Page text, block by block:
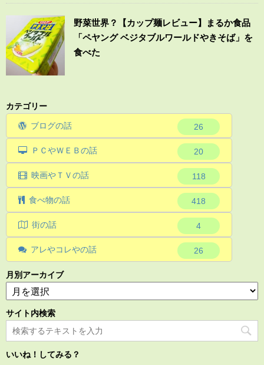
野菜世界？【カップ麺レビュー】まるか食品
「ペヤング ベジタブルワールドやきそば」を
食べた
カテゴリー
ブログの話 26
ＰＣやＷＥＢの話 20
映画やＴＶの話 118
食べ物の話 418
街の話 4
アレやコレやの話 26
月別アーカイブ
サイト内検索
いいね！してみる？